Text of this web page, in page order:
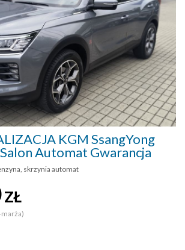
KGM SsangYong
Automat Gwarancja
skrzynia automat
ZŁ